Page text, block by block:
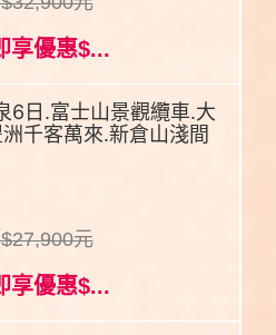
享優惠$...
6日.富士山景觀纜車.大
千客萬來.新倉山淺間
元
享優惠$...